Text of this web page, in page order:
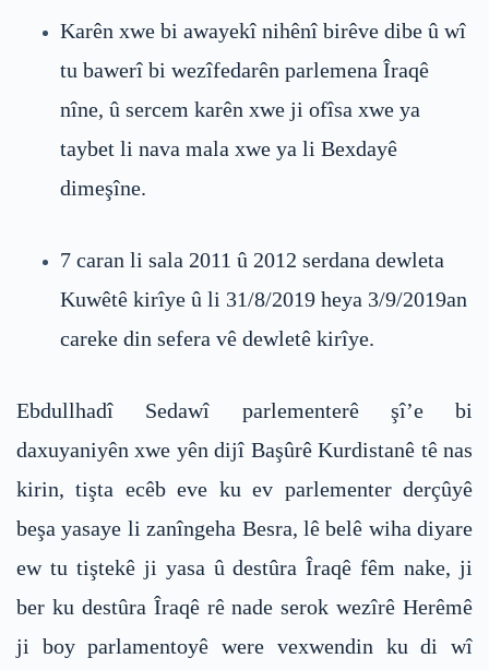
Karên xwe bi awayekî nihênî birêve dibe û wî
tu bawerî bi wezîfedarên parlemena Îraqê
nîne, û sercem karên xwe ji ofîsa xwe ya
taybet li nava mala xwe ya li Bexdayê
dimeşîne.
7 caran li sala 2011 û 2012 serdana dewleta
Kuwêtê kirîye û li 31/8/2019 heya 3/9/2019an
careke din sefera vê dewletê kirîye.
Ebdullhadî Sedawî parlementerê şî’e bi
daxuyaniyên xwe yên dijî Başûrê Kurdistanê tê nas
kirin, tişta ecêb eve ku ev parlementer derçûyê
beşa yasaye li zanîngeha Besra, lê belê wiha diyare
ew tu tiştekê ji yasa û destûra Îraqê fêm nake, ji
ber ku destûra Îraqê rê nade serok wezîrê Herêmê
ji boy parlamentoyê were vexwendin ku di wî